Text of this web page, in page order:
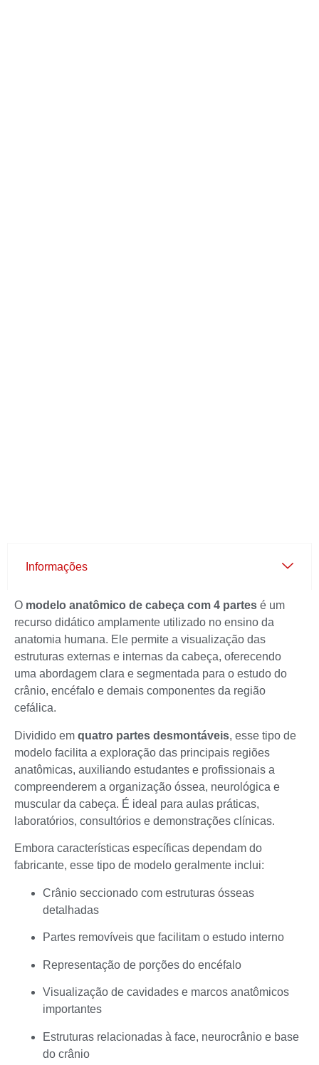
Informações
O modelo anatômico de cabeça com 4 partes é um
recurso didático amplamente utilizado no ensino da
anatomia humana. Ele permite a visualização das
estruturas externas e internas da cabeça, oferecendo
uma abordagem clara e segmentada para o estudo do
crânio, encéfalo e demais componentes da região
cefálica.
Dividido em quatro partes desmontáveis, esse tipo de
modelo facilita a exploração das principais regiões
anatômicas, auxiliando estudantes e profissionais a
compreenderem a organização óssea, neurológica e
muscular da cabeça. É ideal para aulas práticas,
laboratórios, consultórios e demonstrações clínicas.
Embora características específicas dependam do
fabricante, esse tipo de modelo geralmente inclui:
Crânio seccionado com estruturas ósseas
detalhadas
Partes removíveis que facilitam o estudo interno
Representação de porções do encéfalo
Visualização de cavidades e marcos anatômicos
importantes
Estruturas relacionadas à face, neurocrânio e base
do crânio